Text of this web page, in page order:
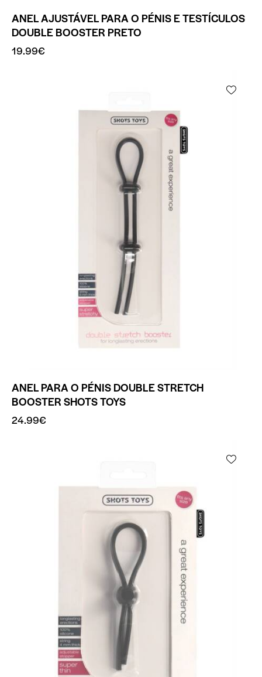
ANEL AJUSTÁVEL PARA O PÉNIS E TESTÍCULOS
DOUBLE BOOSTER PRETO
19.99€
ANEL PARA O PÉNIS DOUBLE STRETCH
BOOSTER SHOTS TOYS
24.99€